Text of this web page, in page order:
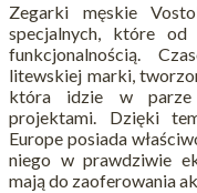
Zegarki męskie
specjalnych, które
funkcjonalnością.
litewskiej marki,
która idzie w parze
projektami. Dzięki
Europe posiada
niego w prawdziwie
mają do zaoferowania